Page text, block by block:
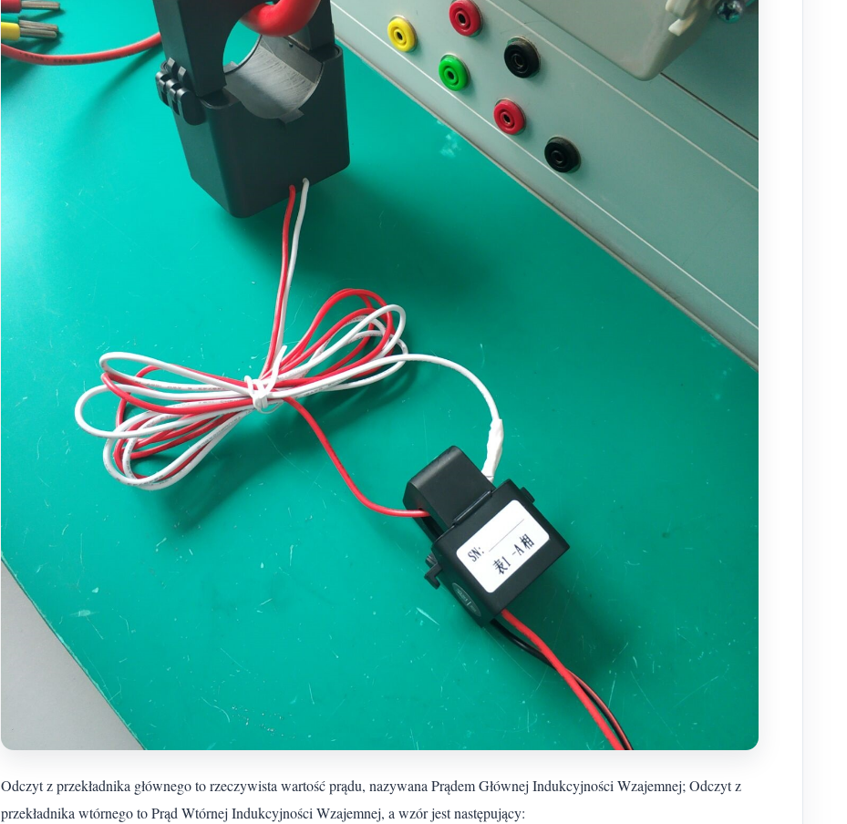
Odczyt z przekładnika głównego to rzeczywista wartość prądu, nazywana Prądem Głównej Indukcyjności Wzajemnej; Odczyt z
przekładnika wtórnego to Prąd Wtórnej Indukcyjności Wzajemnej, a wzór jest następujący: